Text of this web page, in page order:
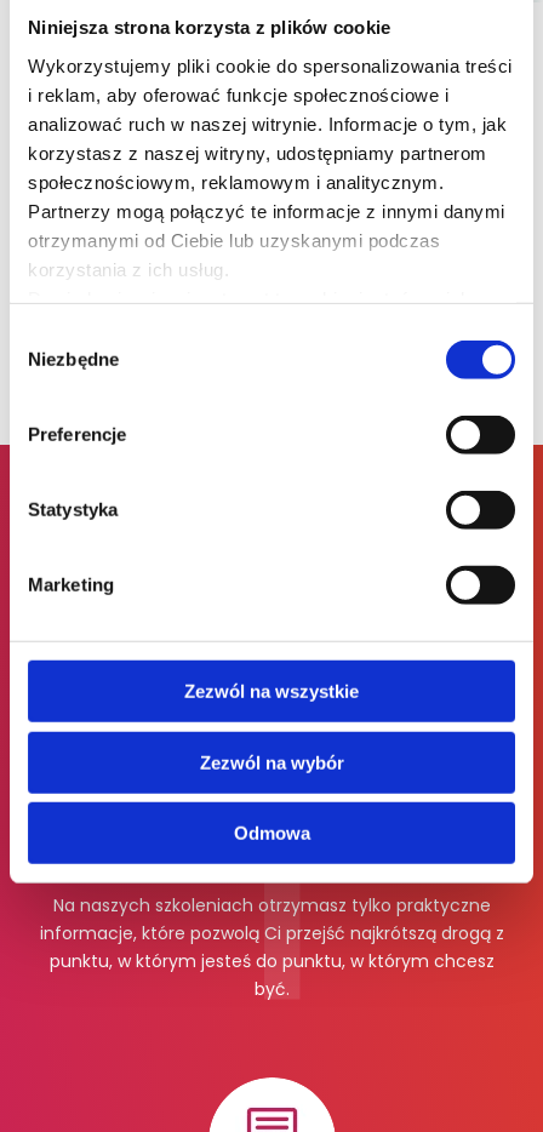
Niniejsza strona korzysta z plików cookie
Wykorzystujemy pliki cookie do spersonalizowania treści
i reklam, aby oferować funkcje społecznościowe i
analizować ruch w naszej witrynie. Informacje o tym, jak
korzystasz z naszej witryny, udostępniamy partnerom
społecznościowym, reklamowym i analitycznym.
Partnerzy mogą połączyć te informacje z innymi danymi
otrzymanymi od Ciebie lub uzyskanymi podczas
korzystania z ich usług.
przetwarzamy dane osobowe w ramach
zgody
Niezbędne
Preferencje
Statystyka
Marketing
Zezwól na wszystkie
Zezwól na wybór
Odmowa
O wykładowcach
lek. dent.
Więcej praktyki, mniej teorii
Na naszych szkoleniach otrzymasz tylko praktyczne
informacje, które pozwolą Ci przejść najkrótszą drogą z
punktu, w którym jesteś do punktu, w którym chcesz
być.